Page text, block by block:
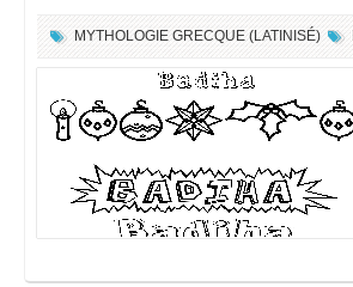
MYTHOLOGIE GRECQUE (LATINISÉ)